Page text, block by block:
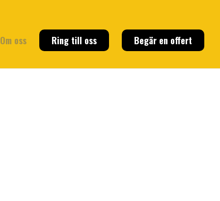
Om oss Ring till oss Begär en offert